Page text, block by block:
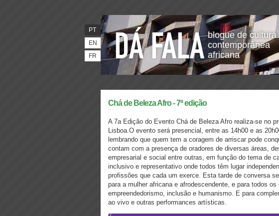
blogue de cultura
contemporânea
africana
PT
EN
FR
Chá de Beleza Afro - 7ª edição
A 7a Edição do Evento Chá de Beleza Afro realiza-se no
Lisboa.O evento será presencial, entre as 14h00 e as
lembrando que quem tem a coragem de arriscar pode
contam com a presença de oradores de diversas áreas,
empresarial e social entre outras, em função do tema de
inclusivo e representativo onde todos têm lugar
profissões que cada um exerce. Esta tarde de conversa
para a mulher africana e afrodescendente, e para todos
empreendedorismo, inclusão e humanismo. E para
ao vivo e outras performances artísticas.